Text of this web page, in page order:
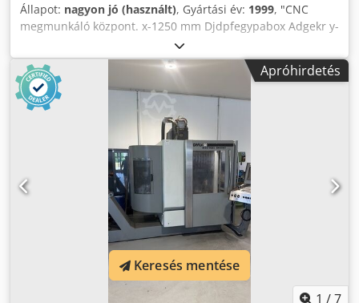
Állapot: nagyon jó (használt), Gyártási év: 1999, "CNC
megmunkáló központ. x-1250 mm Djdpfegypabox Adgekr y-
880 mm z- 800 mm Főorsó: Sebességtartomány - főorsó
max. 12 000 perc / -1 Meghajtó teljesítmény - főorsó 15/10
kW Az asztal felülete 1500 x 1050 mm Szerszámhelyek
száma :30 db."
Apróhirdetés
1 /7
Keresés mentése